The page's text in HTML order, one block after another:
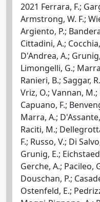
2021 Ferrara, F.;
Armstrong, W. F.;
Argiento, P.;
Cittadini, A.;
D'Andrea, A.;
Limongelli, G.;
Ranieri, B.; Saggar,
Vriz, O.; Vannan, M.;
Capuano, F.;
Marra, A.;
Raciti, M.;
F.; Russo, V.; Di
Grunig, E.;
Gerche, A.; Pacileo,
Douschan, P.;
Ostenfeld, E.;